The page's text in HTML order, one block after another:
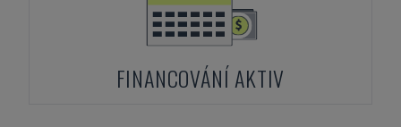
FINANCOVÁNÍ AKTIV